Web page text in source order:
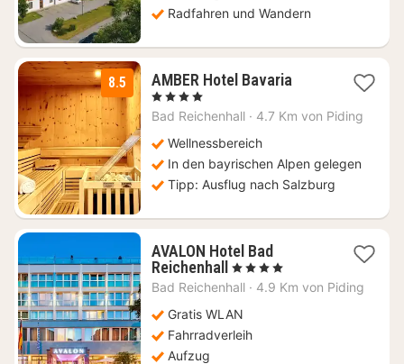
Radfahren und Wandern
8.5 AMBER Hotel Bavaria1
ab
, 4 Sterne
Bad Reichenhall · 4.7 Km von Piding
Wellnessbereich
In den bayrischen Alpen gelegen
Tipp: Ausflug nach Salzburg
AVALON Hotel Bad
Reichenhall
1
Nacht
110,67
€
, 4 Sterne
Bad Reichenhall · 4.9 Km von Piding
Gratis WLAN
Fahrradverleih
Aufzug